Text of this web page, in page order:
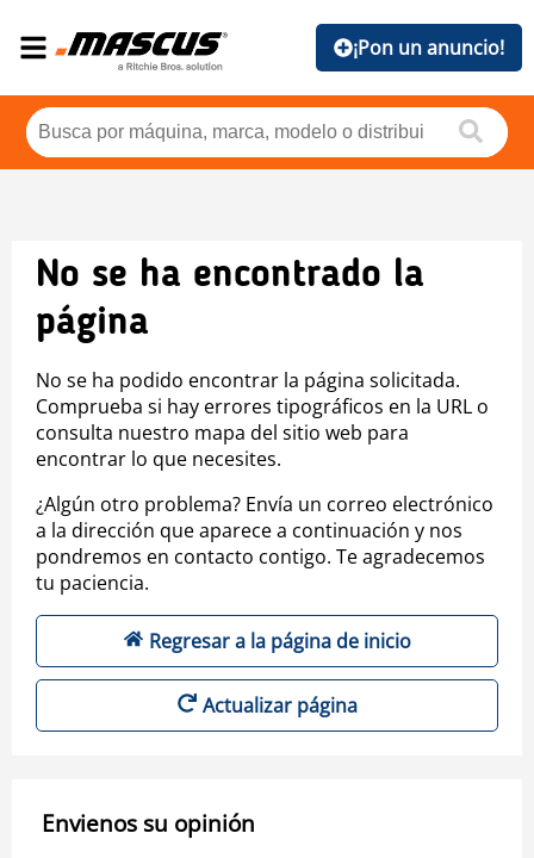
¡Pon un anuncio!
No se ha encontrado la
página
No se ha podido encontrar la página solicitada.
Comprueba si hay errores tipográficos en la URL o
consulta nuestro mapa del sitio web para
encontrar lo que necesites.
¿Algún otro problema? Envía un correo electrónico
a la dirección que aparece a continuación y nos
pondremos en contacto contigo. Te agradecemos
tu paciencia.
Regresar a la página de inicio
Actualizar página
Envienos su opinión